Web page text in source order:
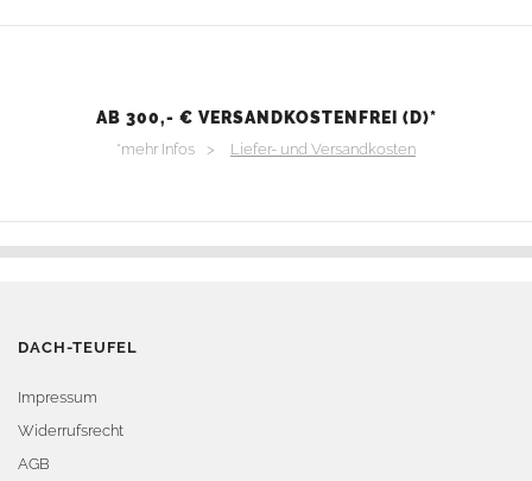
AB 300,- € VERSANDKOSTENFREI (D)*
*mehr Infos > Liefer- und Versandkosten
DACH-TEUFEL
Impressum
Widerrufsrecht
AGB